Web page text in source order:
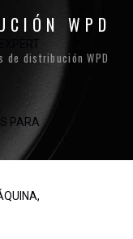
EXPERT
PARA
WPD
de distribución WPD